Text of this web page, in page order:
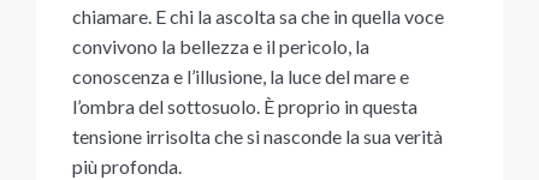
chiamare. E chi la ascolta sa che in quella voce
convivono la bellezza e il pericolo, la
conoscenza e l’illusione, la luce del mare e
l’ombra del sottosuolo. È proprio in questa
tensione irrisolta che si nasconde la sua verità
più profonda.